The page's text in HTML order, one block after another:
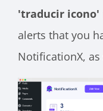
'traducir icono'
alerts that you
NotificationX,